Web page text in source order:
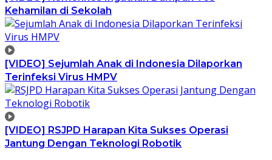
Kehamilan di Sekolah
[VIDEO] Sejumlah Anak di Indonesia Dilaporkan
Terinfeksi Virus HMPV
[VIDEO] RSJPD Harapan Kita Sukses Operasi
Jantung Dengan Teknologi Robotik